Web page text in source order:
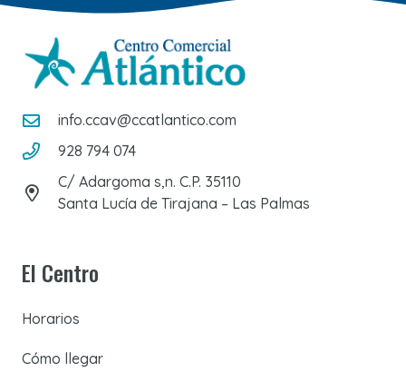
info.ccav@ccatlantico.com
928 794 074
C/ Adargoma s,n. C.P. 35110
Santa Lucía de Tirajana – Las Palmas
El Centro
Horarios
Cómo llegar